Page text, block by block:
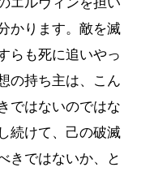
かります。敵を滅
らも死に追いやっ
の持ち主は、こん
ではないのではな
続けて、己の破滅
きではないか、と